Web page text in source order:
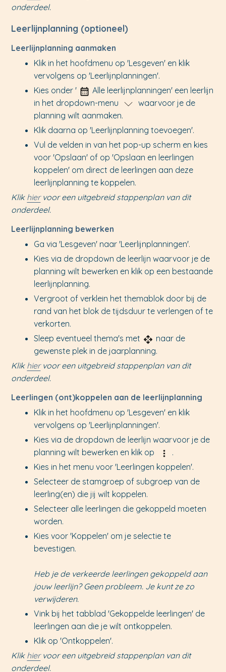
onderdeel.
Leerlijnplanning (optioneel)
Leerlijnplanning aanmaken
Klik in het hoofdmenu op 'Lesgeven' en klik
vervolgens op 'Leerlijnplanningen'.
Kies onder '
Alle leerlijnplanningen' een leerlijn
in het dropdown-menu
waarvoor je de
planning wilt aanmaken.
Klik daarna op 'Leerlijnplanning toevoegen'.
Vul de velden in van het pop-up scherm en kies
voor 'Opslaan' of op 'Opslaan en leerlingen
koppelen' om direct de leerlingen aan deze
leerlijnplanning te koppelen.
Klik hiervoor een uitgebreid stappenplan van dit
onderdeel.
Leerlijnplanning bewerken
Ga via 'Lesgeven' naar 'Leerlijnplanningen'.
Kies via de dropdown de leerlijn waarvoor je de
planning wilt bewerken en klik op een bestaande
leerlijnplanning.
Vergroot of verklein het themablok door bij de
rand van het blok de tijdsduur te verlengen of te
verkorten.
Sleep eventueel thema's met
naar de
gewenste plek in de jaarplanning.
Klik hiervoor een uitgebreid stappenplan van dit
onderdeel.
Leerlingen (ont)koppelen aan de leerlijnplanning
Klik in het hoofdmenu op 'Lesgeven' en klik
vervolgens op 'Leerlijnplanningen'.
Kies via de dropdown de leerlijn waarvoor je de
planning wilt bewerken en klik op
.
Kies in het menu voor 'Leerlingen koppelen'.
Selecteer de stamgroep of subgroep van de
leerling(en) die jij wilt koppelen.
Selecteer alle leerlingen die gekoppeld moeten
worden.
Kies voor 'Koppelen' om je selectie te
bevestigen.
Heb je de verkeerde leerlingen gekoppeld aan
jouw leerlijn? Geen probleem. Je kunt ze zo
verwijderen.
Vink bij het tabblad 'Gekoppelde leerlingen' de
leerlingen aan die je wilt ontkoppelen.
Klik op 'Ontkoppelen'.
Klik hiervoor een uitgebreid stappenplan van dit
onderdeel.